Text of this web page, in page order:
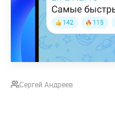
Сергей Андреев